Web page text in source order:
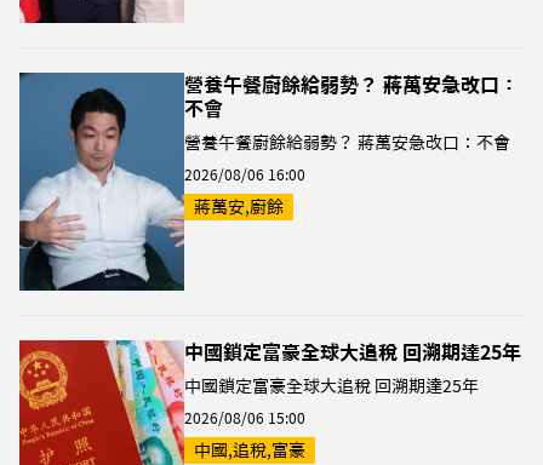
營養午餐廚餘給弱勢？ 蔣萬安急改口：
不會
營養午餐廚餘給弱勢？ 蔣萬安急改口：不會
2026/08/06 16:00
蔣萬安,廚餘
中國鎖定富豪全球大追稅 回溯期達25年
中國鎖定富豪全球大追稅 回溯期達25年
2026/08/06 15:00
中國,追稅,富豪